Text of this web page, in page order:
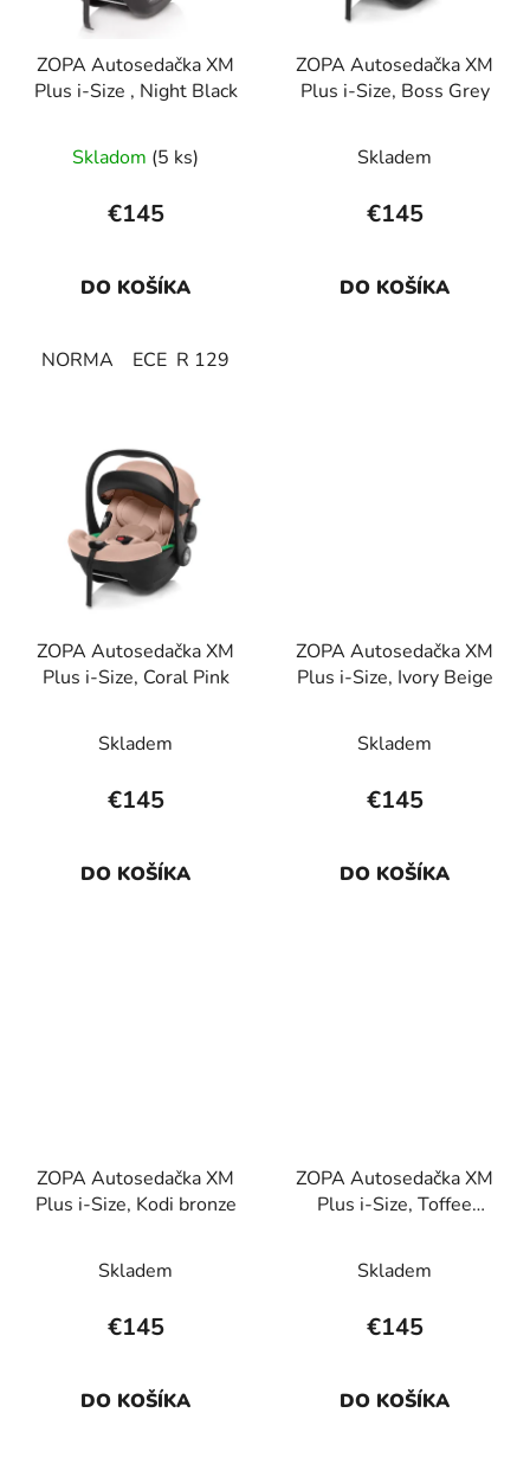
ZOPA Autosedačka XM
Plus i-Size , Night Black
Skladom (5 ks)
€145
DO KOŠÍKA
NORMA ECE R 129
ZOPA Autosedačka XM
Plus i-Size, Boss Grey
Skladem
€145
DO KOŠÍKA
ZOPA Autosedačka XM
Plus i-Size, Coral Pink
Skladem
€145
DO KOŠÍKA
ZOPA Autosedačka XM
Plus i-Size, Ivory Beige
Skladem
€145
DO KOŠÍKA
ZOPA Autosedačka XM
Plus i-Size, Kodi bronze
Skladem
€145
DO KOŠÍKA
ZOPA Autosedačka XM
Plus i-Size, Toffee
Skladem
€145
DO KOŠÍKA